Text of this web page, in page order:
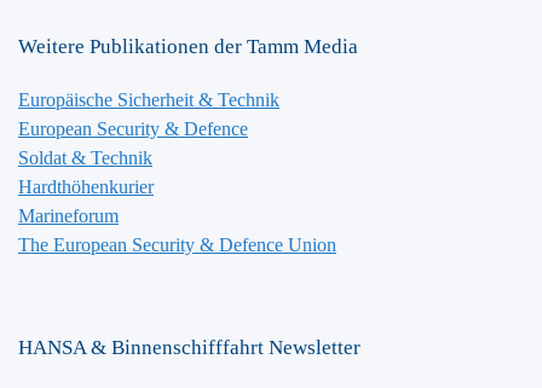
Weitere Publikationen der Tamm Media
Europäische Sicherheit & Technik
European Security & Defence
Soldat & Technik
Hardthöhenkurier
Marineforum
The European Security & Defence Union
HANSA & Binnenschifffahrt Newsletter